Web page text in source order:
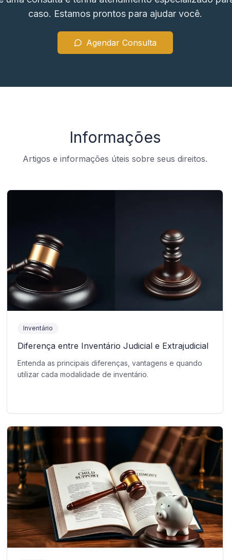
caso. Estamos prontos para ajudar você.
Agendar Consulta
Informações
Artigos e informações úteis sobre seus direitos.
Inventário
Diferença entre Inventário Judicial e Extrajudicial
Entenda as principais diferenças, vantagens e quando
utilizar cada modalidade de inventário.